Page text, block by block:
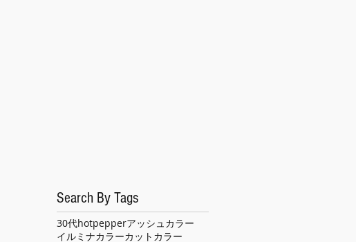
Search By Tags
30代hotpepperアッシュカラー
イルミナカラーカット カラー